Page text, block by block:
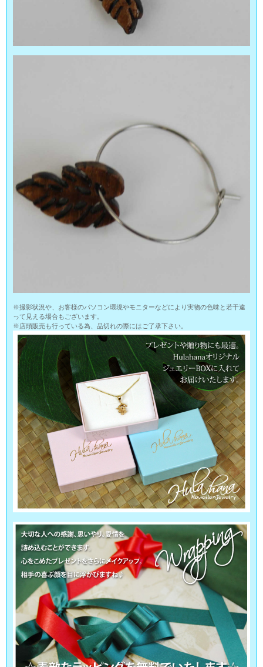
※撮影状況や、お客様のパソコン環境やモニターなどにより実物の色味と若干違
って見える場合もございます。
※店頭販売も行っている為、品切れの際にはご了承下さい。